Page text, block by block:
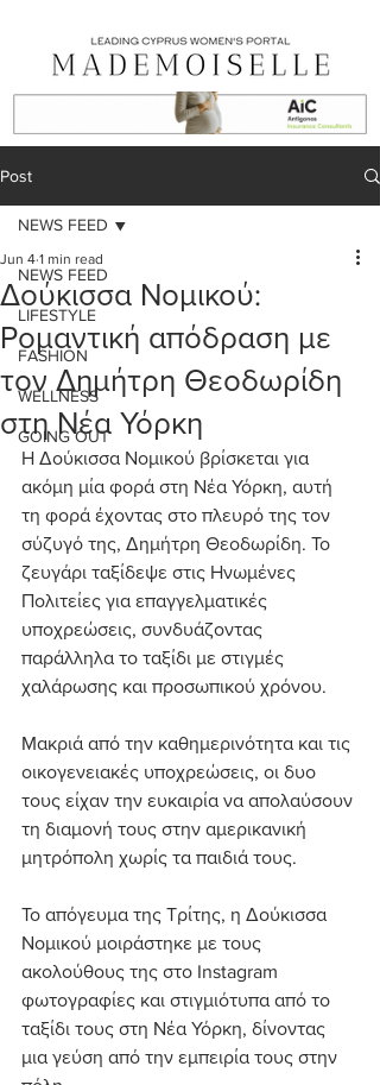
Post
NEWS FEED
LIFESTYLE
FASHION
WELLNESS
GOING OUT
NEWS FEED
Δούκισσα Νομικού:
Ρομαντική απόδραση με
τον Δημήτρη Θεοδωρίδη
στη Νέα Υόρκη
Jun 4 1 min read
Η Δούκισσα Νομικού βρίσκεται για
ακόμη μία φορά στη Νέα Υόρκη, αυτή
τη φορά έχοντας στο πλευρό της τον
σύζυγό της, Δημήτρη Θεοδωρίδη. Το
ζευγάρι ταξίδεψε στις Ηνωμένες
Πολιτείες για επαγγελματικές
υποχρεώσεις, συνδυάζοντας
παράλληλα το ταξίδι με στιγμές
χαλάρωσης και προσωπικού χρόνου.
Μακριά από την καθημερινότητα και τις
οικογενειακές υποχρεώσεις, οι δυο
τους είχαν την ευκαιρία να απολαύσουν
τη διαμονή τους στην αμερικανική
μητρόπολη χωρίς τα παιδιά τους.
Το απόγευμα της Τρίτης, η Δούκισσα
Νομικού μοιράστηκε με τους
ακολούθους της στο Instagram
φωτογραφίες και στιγμιότυπα από το
ταξίδι τους στη Νέα Υόρκη, δίνοντας
μια γεύση από την εμπειρία τους στην